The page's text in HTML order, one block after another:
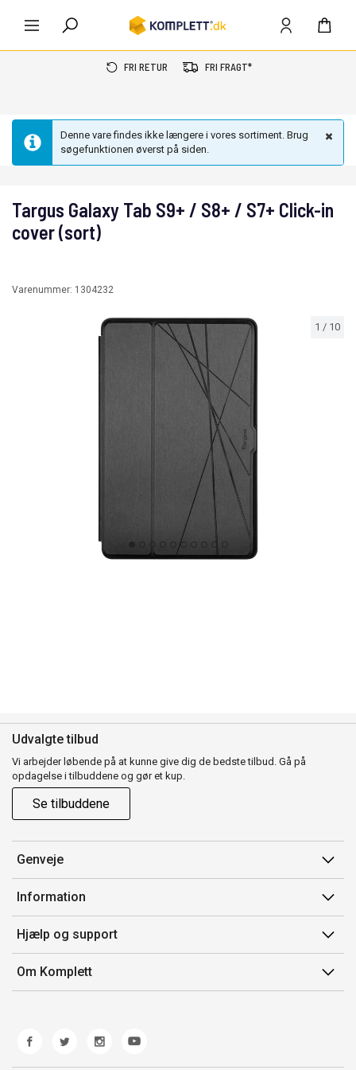
FRI RETUR FRI FRAGT*
Denne vare findes ikke længere i vores sortiment. Brug
søgefunktionen øverst på siden.
1 / 10
Targus Galaxy Tab S9+ / S8+ / S7+ Click-in
cover (sort)
Varenummer: 1304232
Udvalgte tilbud
Vi arbejder løbende på at kunne give dig de bedste tilbud. Gå på
opdagelse i tilbuddene og gør et kup.
Se tilbuddene
Genveje
Min side
Ordrehistorik
Gavekort
Information
Salgsbetingelser
Mærker/producent
Fortrydelsesret
Hjælp og support
Kontakt os
Kundeservice
Fejl/Mangler
Fragt og levering
Om Komplett